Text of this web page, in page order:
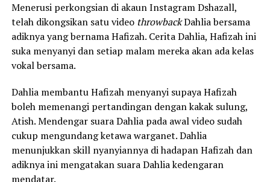
Menerusi perkongsian di akaun Instagram Dshazall,
telah dikongsikan satu video throwbackDahlia bersama
adiknya yang bernama Hafizah. Cerita Dahlia, Hafizah ini
suka menyanyi dan setiap malam mereka akan ada kelas
vokal bersama.
Dahlia membantu Hafizah menyanyi supaya Hafizah
boleh memenangi pertandingan dengan kakak sulung,
Atish. Mendengar suara Dahlia pada awal video sudah
cukup mengundang ketawa warganet. Dahlia
menunjukkan skill nyanyiannya di hadapan Hafizah dan
adiknya ini mengatakan suara Dahlia kedengaran
mendatar.